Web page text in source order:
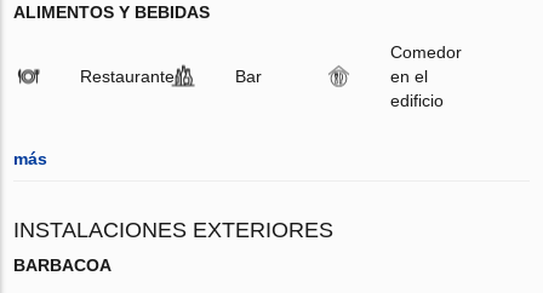
ALIMENTOS Y BEBIDAS
Restaurante Bar
Comedor
en el
edificio
más
INSTALACIONES EXTERIORES
BARBACOA